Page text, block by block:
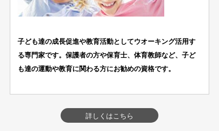
子ども達の成長促進や教育活動としてウオーキング活用す
る専門家です。保護者の方や保育士、体育教師など、子ど
も達の運動や教育に関わる方にお勧めの資格です。
詳しくはこちら